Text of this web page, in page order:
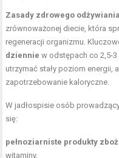
Zasady zdrowego odżywiania
zrównoważonej diecie, która
regeneracji organizmu.
dziennie w odstępach co 2,5-
utrzymać stały poziom energii,
zapotrzebowanie kaloryczne.
W jadłospisie osób
się:
pełnoziarniste produkty
witaminy,